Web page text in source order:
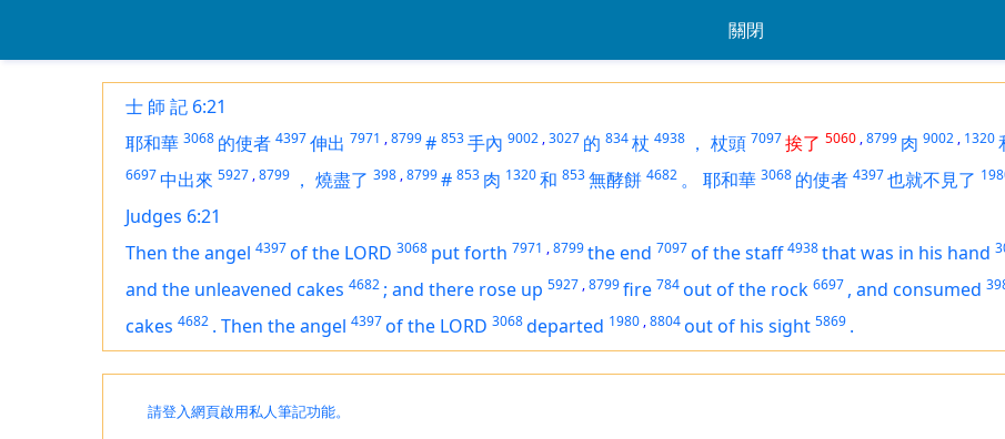
關閉
士 師 記 6:21
耶和華 3068 的使者 4397伸出 7971 ,8799# 853手內 9002 ,3027 的 834杖 4938 ， 杖頭 7097挨了 5060 ,8799 肉 9002 , 1320
6697中出來 5927 ,8799 ， 燒盡了 398 ,8799# 853 肉 1320和 853無酵餅 4682 。 耶和華 3068 的使者 4397也就不見了
Judges 6:21
Then the angel 4397of the LORD 3068 put forth 7971 ,8799the end 7097of the staff 4938thatwas in his hand
and the unleavened cakes 4682 ; and there rose up 5927 ,8799fire 784out of the rock 6697 , and consumed
cakes 4682 . Then the angel 4397of the LORD 3068departed 1980 ,8804out of his sight 5869 .
請登入網頁啟用私人筆記功能。